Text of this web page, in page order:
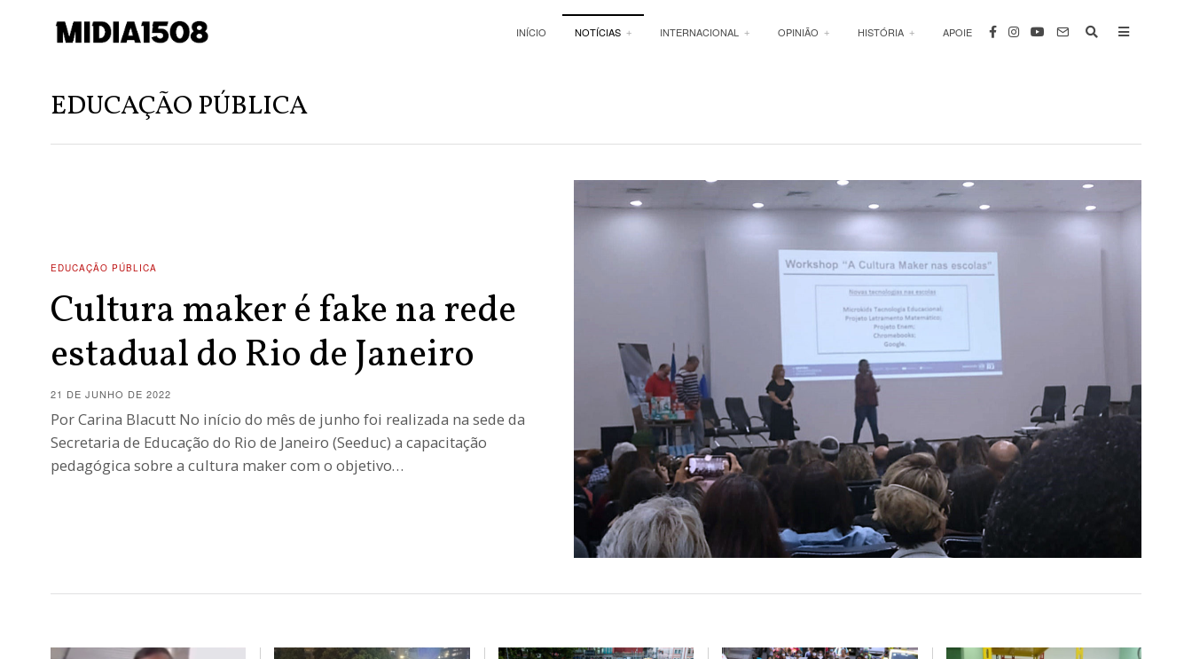
INÍCIO NOTÍCIAS INTERNACIONAL OPINIÃO HISTÓRIA APOIE
EDUCAÇÃO PÚBLICA
EDUCAÇÃO PÚBLICA
Cultura maker é fake na rede
estadual do Rio de Janeiro
21 DE JUNHO DE 2022
Por Carina Blacutt No início do mês de junho foi realizada na sede da
Secretaria de Educação do Rio de Janeiro (Seeduc) a capacitação
pedagógica sobre a cultura maker com o objetivo…